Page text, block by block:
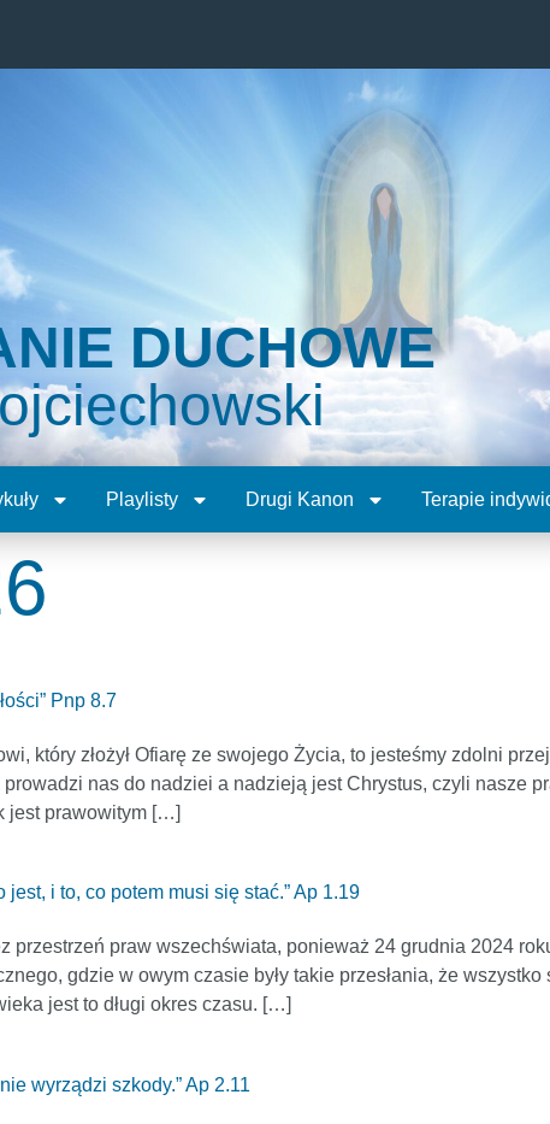
DUCHOWE
Playlisty Drugi Kanon Terapie
Pnp 8.7
który złożył Ofiarę ze swojego Życia, to jesteśmy zdolni
nas do nadziei a nadzieją jest Chrystus, czyli nasze
jest prawowitym […]
jest, i to, co potem musi się stać.” Ap 1.19
przestrzeń praw wszechświata, ponieważ 24 grudnia 2024
gdzie w owym czasie były takie przesłania, że
jest to długi okres czasu. […]
wyrządzi szkody.” Ap 2.11